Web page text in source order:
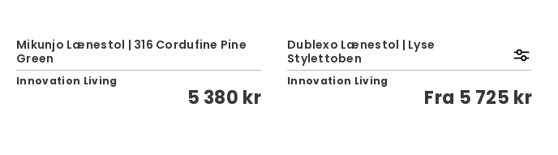
Mikunjo Lænestol | 316 Cordufine Pine
Green
Innovation Living
5 380 kr
Dublexo Lænestol | Lyse
Stylettoben
Innovation Living
Fra 5 725 kr